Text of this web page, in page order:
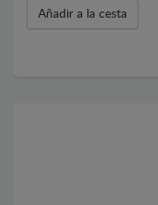
Añadir a la cesta